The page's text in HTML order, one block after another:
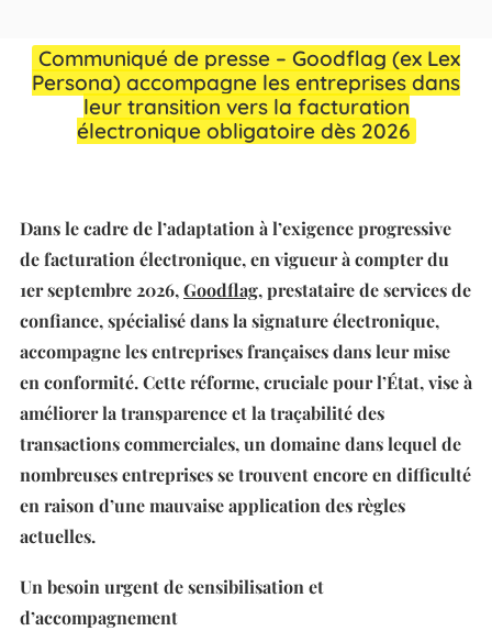
Communiqué de presse – Goodflag (ex Lex
Persona) accompagne les entreprises dans
leur transition vers la facturation
électronique obligatoire dès 2026
Dans le cadre de l’adaptation à l’exigence progressive
de facturation électronique, en vigueur à compter du
1er septembre 2026,Goodflag, prestataire de services de
confiance, spécialisé dans la signature électronique,
accompagne les entreprises françaises dans leur mise
en conformité. Cette réforme, cruciale pour l’État, vise à
améliorer la transparence et la traçabilité des
transactions commerciales, un domaine dans lequel de
nombreuses entreprises se trouvent encore en difficulté
en raison d’une mauvaise application des règles
actuelles.
Un besoin urgent de sensibilisation et
d’accompagnement